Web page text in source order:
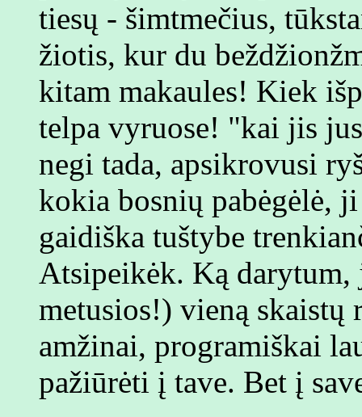
tiesų - šimtmečius,
žiotis, kur du
kitam makaules! Kiek
telpa vyruose! "kai jis
negi tada, apsikrovusi
kokia bosnių pabėgėlė,
gaidiška tuštybe
Atsipeikėk. Ką darytum,
metusios!) vieną skaistų
amžinai, programiškai
pažiūrėti į tave. Bet į